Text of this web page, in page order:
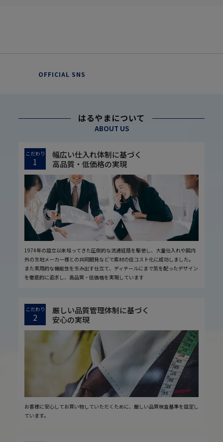
OFFICIAL SNS
はるやまについて
ABOUT US
こだわり
1
幅広い仕入れ体制に基づく
高品質・低価格の実現
1974年の設立以来培ってきた圧倒的な流通経路を駆使し、大量仕入れや国内
外の生地メーカー様との共同開発などで素材の低コスト化に成功しました。
また実用的な機能性を生み出す仕立て、ディテールにまで気を配ったデザイン
を徹底的に追求し、高品質・低価格を実現しています
こだわり
2
厳しい品質管理体制に基づく
安心の実現
お客様に安心してお買い物していただくために、厳しい品質検査基準を設定し
ています。